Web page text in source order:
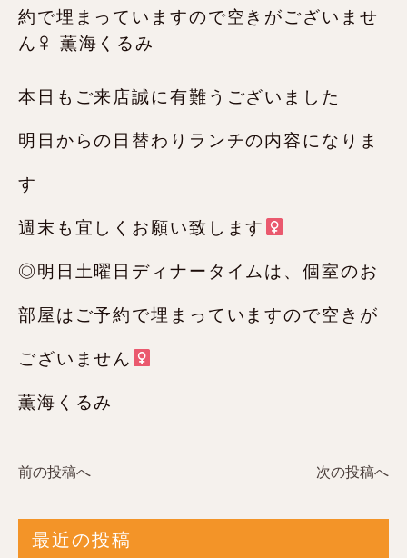
本日もご来店誠に有難うございました️
明日からの日替わりランチの内容になりま
す‍
週末も宜しくお願い致します
◎明日土曜日ディナータイムは、個室のお
部屋はご予約で埋まっていますので空きが
ございません‍
薫海くるみ
前の投稿へ 次の投稿へ
最近の投稿